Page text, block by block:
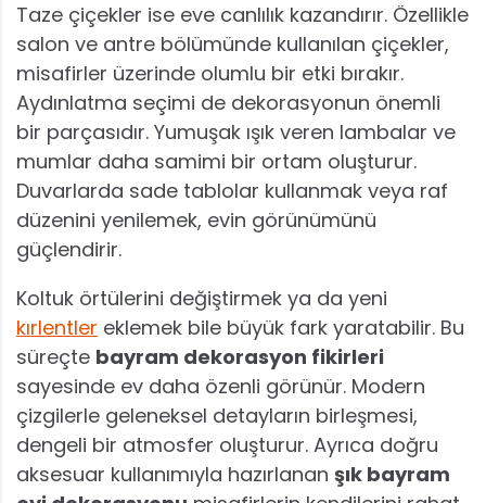
Taze çiçekler ise eve canlılık kazandırır. Özellikle
salon ve antre bölümünde kullanılan çiçekler,
misafirler üzerinde olumlu bir etki bırakır.
Aydınlatma seçimi de dekorasyonun önemli
bir parçasıdır. Yumuşak ışık veren lambalar ve
mumlar daha samimi bir ortam oluşturur.
Duvarlarda sade tablolar kullanmak veya raf
düzenini yenilemek, evin görünümünü
güçlendirir.
Koltuk örtülerini değiştirmek ya da yeni
kırlentler eklemek bile büyük fark yaratabilir. Bu
süreçte bayram dekorasyon fikirleri
sayesinde ev daha özenli görünür. Modern
çizgilerle geleneksel detayların birleşmesi,
dengeli bir atmosfer oluşturur. Ayrıca doğru
aksesuar kullanımıyla hazırlanan şık bayram